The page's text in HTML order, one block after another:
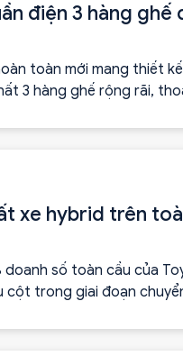
điện 3 hàng ghế
toàn mới mang thiết
3 hàng ghế rộng rãi,
xe hybrid trên
doanh số toàn cầu của
trong giai đoạn